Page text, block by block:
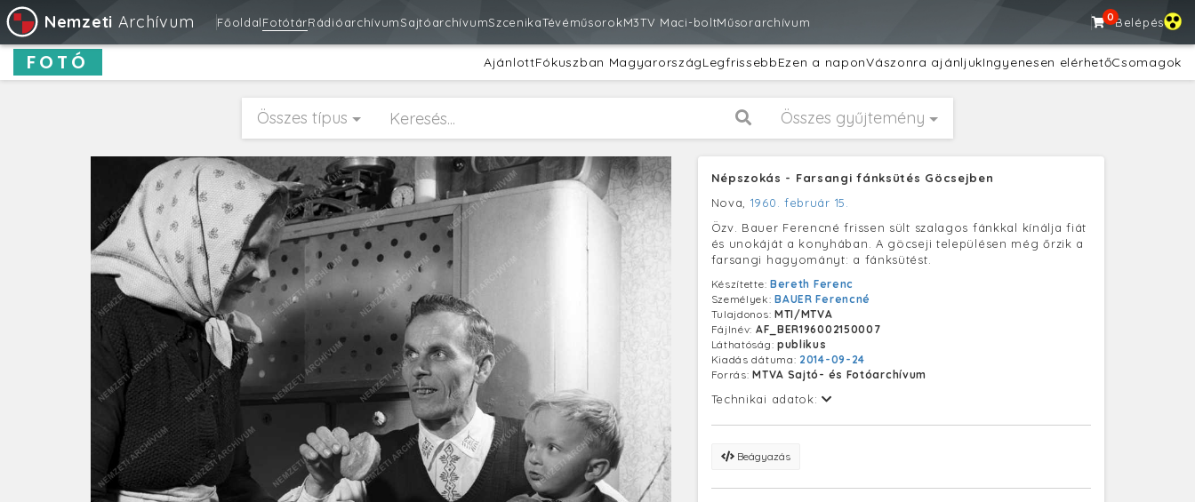
Nemzeti Archívum FőoldalFotótárRádióarchívumSajtóarchívumSzcenikaTévéműsorokM3TV Maci-boltMűsorarchívum 0Belépés
FOTÓ AjánlottFókuszban MagyarországLegfrissebbEzen a naponVászonra ajánljukIngyenesen elérhetőCsomagok
Összes típus Összes gyűjtemény
Népszokás - Farsangi fánksütés Göcsejben
Nova, 1960. február 15.
Özv. Bauer Ferencné frissen sült szalagos fánkkal kínálja fiát
és unokáját a konyhában. A göcseji településen még őrzik a
farsangi hagyományt: a fánksütést.
Készítette: Bereth Ferenc
Személyek:BAUER Ferencné
Tulajdonos: MTI/MTVA
Fájlnév: AF_BER196002150007
Láthatóság: publikus
Kiadás dátuma: 2014-09-24
Forrás:MTVA Sajtó- és Fotóarchívum
Technikai adatok:
Beágyazás